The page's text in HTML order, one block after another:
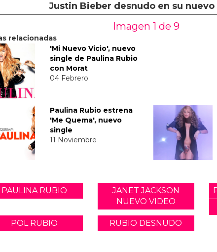
Justin Bieber desnudo en su nuevo
Imagen 1 de 9
relacionadas
'Mi Nuevo Vicio', nuevo
single de Paulina Rubio
con Morat
04 Febrero
Paulina Rubio estrena
'Me Quema', nuevo
single
11 Noviembre
PAULINA RUBIO
JANET JACKSON
NUEVO VIDEO
POL RUBIO
RUBIO DESNUDO